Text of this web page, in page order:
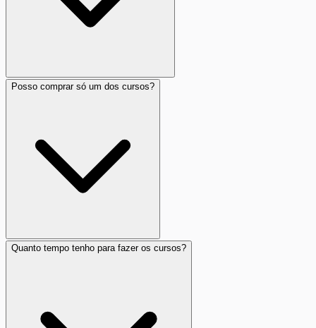
Posso comprar só um dos cursos?
Quanto tempo tenho para fazer os cursos?